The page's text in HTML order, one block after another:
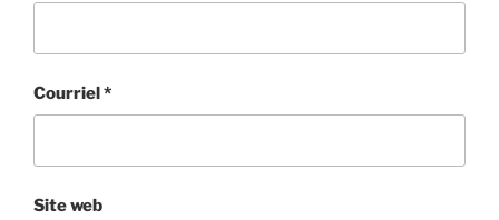
Courriel*
Site web